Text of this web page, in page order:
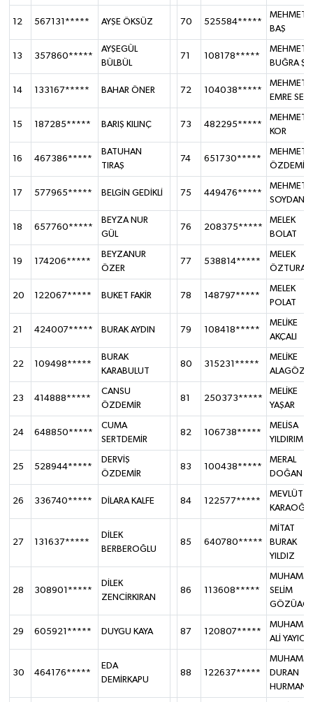
12 567131***** AYŞE ÖKSÜZ 70 525584*****
MEHMET
BAŞ
13 357860*****
AYŞEGÜL
BÜLBÜL
71 108178*****
MEHMET
BUĞRA
14 133167***** BAHAR ÖNER 72 104038*****
MEHMET
EMRE
15 187285***** BARIŞ KILINÇ 73 482295*****
MEHMET
KOR
16 467386*****
BATUHAN
TIRAŞ
74 651730*****
MEHMET
ÖZDEMİR
17 577965***** BELGİN GEDİKLİ 75 449476*****
MEHMET
SOYDAN
18 657760*****
BEYZA NUR
GÜL
76 208375*****
MELEK
BOLAT
19 174206*****
BEYZANUR
ÖZER
77 538814*****
MELEK
ÖZTURAN
20 122067***** BUKET FAKİR 78 148797*****
MELEK
POLAT
21 424007***** BURAK AYDIN 79 108418*****
MELİKE
AKÇALI
22 109498*****
BURAK
KARABULUT
80 315231*****
MELİKE
ALAGÖZ
23 414888*****
CANSU
ÖZDEMİR
81 250373*****
MELİKE
YAŞAR
24 648850*****
CUMA
SERTDEMİR
82 106738*****
MELİSA
YILDIRIM
25 528944*****
DERVİŞ
ÖZDEMİR
83 100438*****
MERAL
DOĞAN
26 336740***** DİLARA KALFE 84 122577*****
MEVLÜT
27 131637*****
DİLEK
BERBEROĞLU
85 640780*****
MİTAT
BURAK
YILDIZ
28 308901*****
DİLEK
ZENCİRKIRAN
86 113608*****
SELİM
29 605921***** DUYGU KAYA 87 120807*****
ALİ YAYICI
30 464176*****
EDA
DEMİRKAPU
88 122637*****
DURAN
HURMANLI